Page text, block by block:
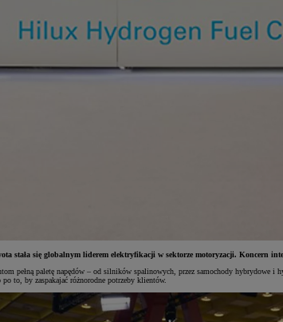
stała się globalnym liderem elektryfikacji w sektorze motoryzacji. Koncern
pełną paletę napędów – od silników spalinowych, przez samochody hybrydowe
to, by zaspakajać różnorodne potrzeby klientów.